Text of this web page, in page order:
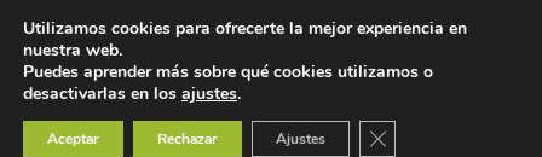
Utilizamos cookies para ofrecerte la mejor experiencia en
nuestra web.
Puedes aprender más sobre qué cookies utilizamos o
desactivarlas en los ajustes.
Aceptar Rechazar Ajustes Cerrar el banner de